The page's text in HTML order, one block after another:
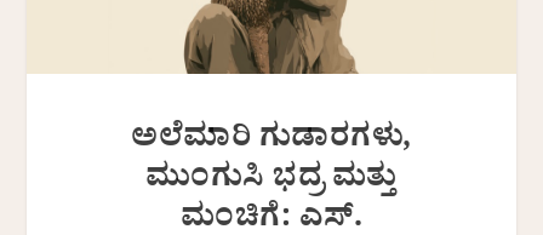
ಅಲೆಮಾರಿ ಗುಡಾರಗಳು,
ಮುಂಗುಸಿ ಭದ್ರ ಮತ್ತು
ಮಂಚಿಗೆ: ಎಸ್.